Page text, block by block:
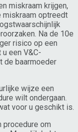
miskraam krijgen,
miskraam optreedt
Na de 10e
risico op een
een V&C-
de baarmoeder
wijze een
wilt ondergaan.
voor u geschikt is.
procedure om